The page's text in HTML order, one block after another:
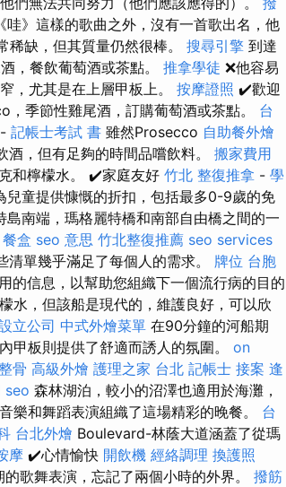
哇》這樣的歌曲之外，沒有一首歌出名，他
稀缺，但其質量仍然很棒。 搜尋引擎 到達
，餐飲葡萄酒或茶點。 推拿學徒 ❌他容易
，尤其是在上層甲板上。 按摩證照 ✔️歡迎
，季節性雞尾酒，訂購葡萄酒或茶點。 台
- 記帳士考試 書 雖然Prosecco 自助餐外燴
酒，但有足夠的時間品嚐飲料。 搬家費用
和檸檬水。 ✔️家庭友好 竹北 整復推拿 - 學
兒童提供慷慨的折扣，包括最多0-9歲的免
島南端，瑪格麗特橋和南部自由橋之間的一
餐盒 seo 意思 竹北整復推薦 seo services
單幾乎滿足了每個人的需求。 牌位 台胞
的信息，以幫助您組織下一個流行病的目的
水，但該船是現代的，維護良好，可以欣
立公司 中式外燴菜單 在90分鐘的河船期
甲板則提供了舒適而誘人的氛圍。 on
骨 高級外燴 護理之家 台北 記帳士 接案 逢
seo 森林湖泊，較小的沼澤也適用於海灘，
樂和舞蹈表演組織了這場精彩的晚餐。 台
台北外燴 Boulevard-林蔭大道涵蓋了從瑪
摩 ✔️心情愉快 開飲機 經絡調理 換護照
歌舞表演，忘記了兩個小時的外界。 撥筋